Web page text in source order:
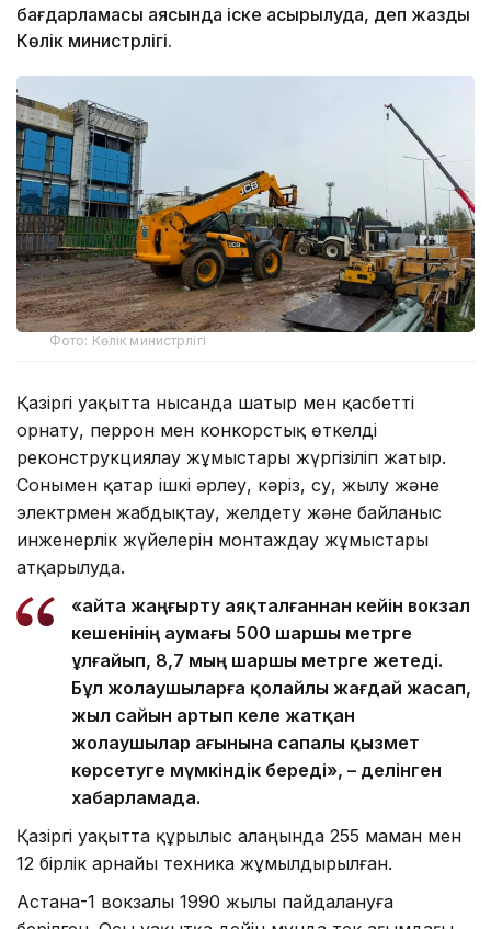
бағдарламасы аясында іске асырылуда, деп жазды
Көлік министрлігі.
Фото: Көлік министрлігі
Қазіргі уақытта нысанда шатыр мен қасбетті
орнату, перрон мен конкорстық өткелді
реконструкциялау жұмыстары жүргізіліп жатыр.
Сонымен қатар ішкі әрлеу, кәріз, су, жылу және
электрмен жабдықтау, желдету және байланыс
инженерлік жүйелерін монтаждау жұмыстары
атқарылуда.
«Қайта жаңғырту аяқталғаннан кейін вокзал
кешенінің аумағы 500 шаршы метрге
ұлғайып, 8,7 мың шаршы метрге жетеді.
Бұл жолаушыларға қолайлы жағдай жасап,
жыл сайын артып келе жатқан
жолаушылар ағынына сапалы қызмет
көрсетуге мүмкіндік береді», – делінген
хабарламада.
Қазіргі уақытта құрылыс алаңында 255 маман мен
12 бірлік арнайы техника жұмылдырылған.
Астана-1 вокзалы 1990 жылы пайдалануға